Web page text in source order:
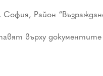
Район
върху